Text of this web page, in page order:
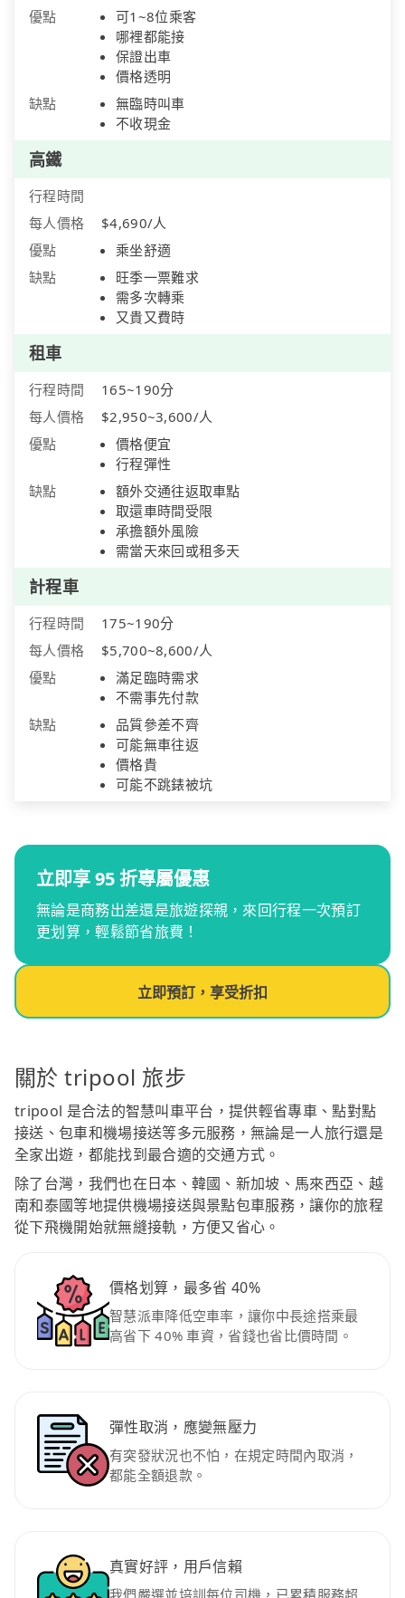
優點
可1~8位乘客
哪裡都能接
保證出車
價格透明
缺點
無臨時叫車
不收現金
高鐵
行程時間
每人價格
$4,690/人
優點
乘坐舒適
缺點
旺季一票難求
需多次轉乘
又貴又費時
租車
行程時間
165~190分
每人價格
$2,950~3,600/人
優點
價格便宜
行程彈性
缺點
額外交通往返取車點
取還車時間受限
承擔額外風險
需當天來回或租多天
計程車
行程時間
175~190分
每人價格
$5,700~8,600/人
優點
滿足臨時需求
不需事先付款
缺點
品質參差不齊
可能無車往返
價格貴
可能不跳錶被坑
立即享 95 折專屬優惠
無論是商務出差還是旅遊探親，來回行程一次預訂
更划算，輕鬆節省旅費！
立即預訂，享受折扣
關於 tripool 旅步
tripool 是合法的智慧叫車平台，提供輕省專車、點對點
接送、包車和機場接送等多元服務，無論是一人旅行還是
全家出遊，都能找到最合適的交通方式。
除了台灣，我們也在日本、韓國、新加坡、馬來西亞、越
南和泰國等地提供機場接送與景點包車服務，讓你的旅程
從下飛機開始就無縫接軌，方便又省心。
價格划算，最多省 40%
智慧派車降低空車率，讓你中長途搭乘最
高省下 40% 車資，省錢也省比價時間。
彈性取消，應變無壓力
有突發狀況也不怕，在規定時間內取消，
都能全額退款。
真實好評，用戶信賴